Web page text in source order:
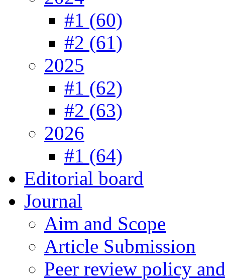
#1 (60)
#2 (61)
2025
#1 (62)
#2 (63)
2026
#1 (64)
Editorial board
Journal
Aim and Scope
Article Submission
Peer review policy